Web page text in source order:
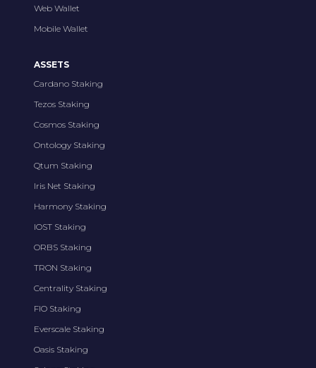
Web Wallet
Mobile Wallet
ASSETS
Cardano Staking
Tezos Staking
Cosmos Staking
Ontology Staking
Qtum Staking
Iris Net Staking
Harmony Staking
IOST Staking
ORBS Staking
TRON Staking
Centrality Staking
FIO Staking
Everscale Staking
Oasis Staking